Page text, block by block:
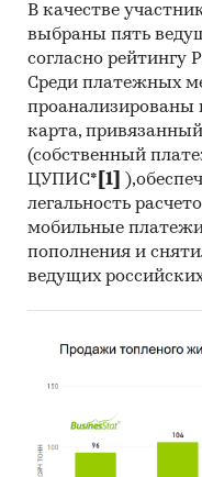
В качестве
выбраны пять
согласно
Среди платежных
проанализированы
карта,
(собственный
ЦУПИС* [1]
легальность
мобильные
пополнения и
ведущих